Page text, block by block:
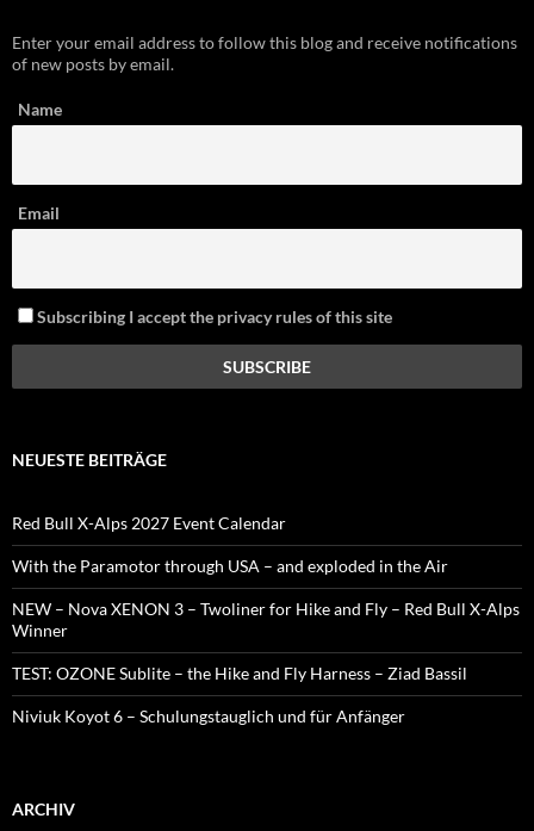
Enter your email address to follow this blog and receive notifications
of new posts by email.
Name
Email
Subscribing I accept the privacy rules of this site
NEUESTE BEITRÄGE
Red Bull X-Alps 2027 Event Calendar
With the Paramotor through USA – and exploded in the Air
NEW – Nova XENON 3 – Twoliner for Hike and Fly – Red Bull X-Alps
Winner
TEST: OZONE Sublite – the Hike and Fly Harness – Ziad Bassil
Niviuk Koyot 6 – Schulungstauglich und für Anfänger
ARCHIV